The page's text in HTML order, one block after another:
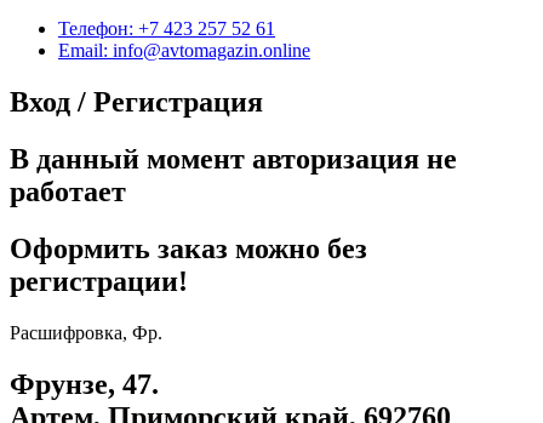
Телефон: +7 423 257 52 61
Email: info@avtomagazin.online
Вход / Регистрация
В данный момент авторизация не
работает
Оформить заказ можно без
регистрации!
Расшифровка, Фр.
Фрунзе, 47.